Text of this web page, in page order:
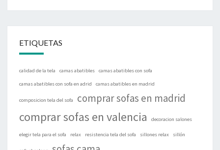
ETIQUETAS
calidad de la tela camas abatibles camas abatibles con sofa
camas abatibles con sofa en adrid camas abatibles en madrid
composicion tela del sofa comprar sofas en madrid
comprar sofas en valencia decoracion salones
elegir tela para el sofa relax resistencia tela del sofa sillones relax sillón